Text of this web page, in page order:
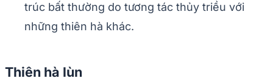
trúc bất thường do tương tác thủy triều với
những thiên hà khác.
Thiên hà lùn